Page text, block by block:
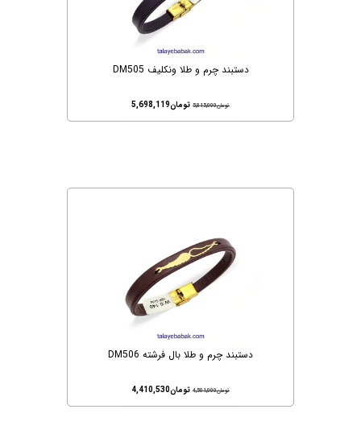
دستبند چرم و طلا ونکلیف DM505
تومان5,815,000 تومان5,698,119
دستبند چرم و طلا بال فرشته DM506
تومان4,501,000 تومان4,410,530